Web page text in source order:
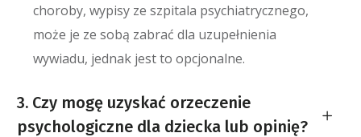
choroby, wypisy ze szpitala psychiatrycznego,
może je ze sobą zabrać dla uzupełnienia
wywiadu, jednak jest to opcjonalne.
3. Czy mogę uzyskać orzeczenie
psychologiczne dla dziecka lub opinię?